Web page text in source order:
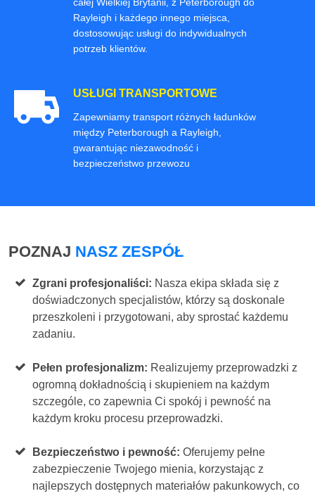
Rayleigh i każdego innego miejsca,
dostosowując usługi do indywidualnych
potrzeb klientów.
USŁUGI TRANSPORTOWE
Zapewniamy transport różnych ładunków
między Peterborough a Rayleigh,
gwarantując niezawodność i
bezpieczeństwo przewozu
POZNAJ NASZ ZESPÓŁ
Zgrani profesjonaliści: Nasza ekipa składa się z
doświadczonych specjalistów, którzy są doskonale
przeszkoleni i przygotowani, aby sprostać każdemu
zadaniu.
Pełen profesjonalizm: Realizujemy przeprowadzki z
ogromną dokładnością i skupieniem na każdym
szczególe, co zapewnia Ci spokój i pewność na
każdym kroku procesu przeprowadzki.
Bezpieczeństwo i pewność:Oferujemy pełne
zabezpieczenie Twojego mienia, korzystając z
najlepszych dostępnych materiałów pakunkowych, co